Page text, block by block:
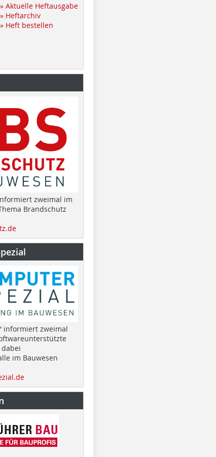
» Aktuelle Heftausgabe
» Heftarchiv
» Heft bestellen
zweimal im
Brandschutz
informiert zweimal
im Bauwesen